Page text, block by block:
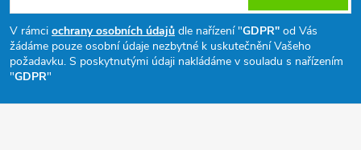
p
a
t
V rámci ochrany osobních údajů dle nařízení "GDPR" od Vás
žádáme pouze osobní údaje nezbytné k uskutečnění Vašeho
požadavku. S poskytnutými údaji nakládáme v souladu s nařízením
"GDPR"